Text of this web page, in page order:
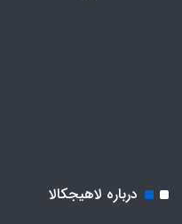
درباره لاهیجکالا